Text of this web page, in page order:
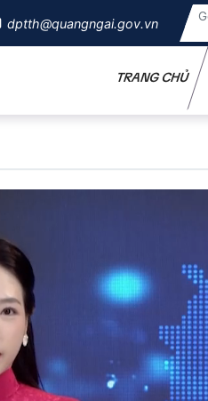
dptth@quangngai.gov.vn
TRANG CHỦ